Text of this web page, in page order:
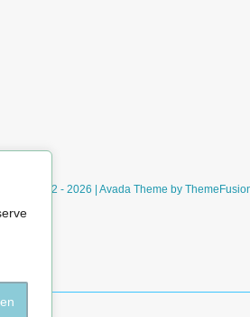
2012 - 2026 | Avada Theme by